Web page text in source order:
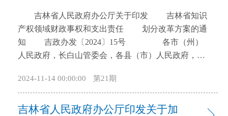
档递进原则，对1000万元—5000万元（含）按1%贴息
率给予贴息补助；5000万元以上按1.5%贴息率给予贴
息补助。每户企业连续贴息2年，单户企业累计不超过
1000万元。（省农业农村厅、省财政厅、省畜牧局及
级政府落实，不再列出） 二、对省级及以上农业
产业化重点龙头企业，在政策性担保机构新增的贷
款，按照0.5%的担保费率给予补助,由担保公司返还企
吉林省人民政府办公厅关于印发 吉林省知识
产权领域财政事权和支出责任 划分改革方案的通
知 吉政办发〔2024〕15号 各市（州）
人民政府，长白山管委会，各县（市）人民政府，省
领域财政事权和支出责任划分改革方案》已经省政府
同意，现印发给你们，请结合实际，认真贯彻落实。
吉林省人民政府办公厅 2024年8月16日
2024-11-14 00:00:00 第21期
吉林省人民政府办公厅印发关于加